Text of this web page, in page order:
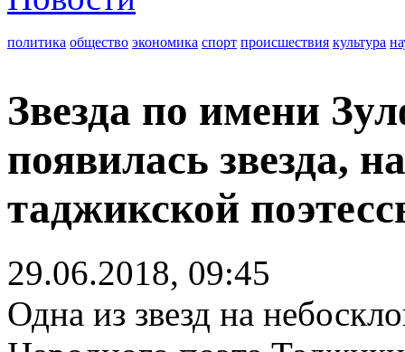
политика общество экономика спорт происшествия культура
Звезда по имени
появилась звезда,
таджикской
29.06.2018, 09:45
Одна из звезд на